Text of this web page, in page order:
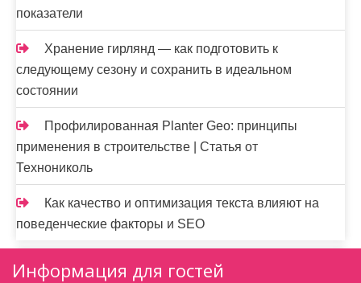
показатели
Хранение гирлянд — как подготовить к
следующему сезону и сохранить в идеальном
состоянии
Профилированная Planter Geo: принципы
применения в строительстве | Статья от
Технониколь
Как качество и оптимизация текста влияют на
поведенческие факторы и SEO
Информация для гостей